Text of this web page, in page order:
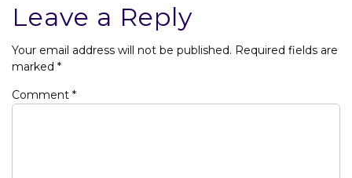
Leave a Reply
Your email address will not be published. Required fields are
marked *
Comment *